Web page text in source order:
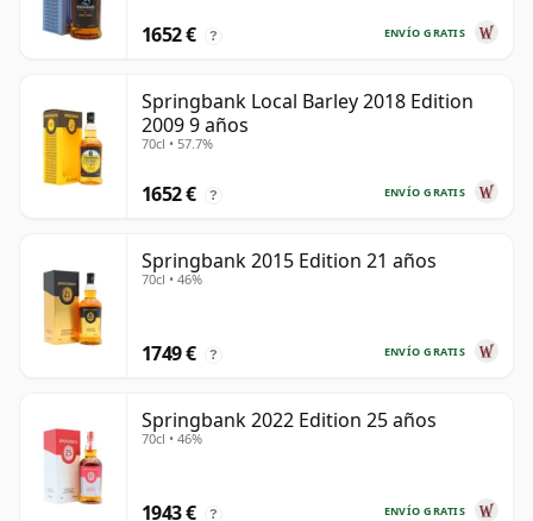
ENVÍO GRATIS
1652 € ?
Springbank Local Barley 2018 Edition
2009 9 años
70cl • 57.7%
ENVÍO GRATIS
1652 € ?
Springbank 2015 Edition 21 años
70cl • 46%
ENVÍO GRATIS
1749 € ?
Springbank 2022 Edition 25 años
70cl • 46%
ENVÍO GRATIS
1943 € ?